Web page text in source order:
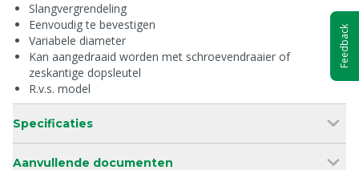
Slangvergrendeling
Eenvoudig te bevestigen
Variabele diameter
Kan aangedraaid worden met schroevendraaier of
zeskantige dopsleutel
R.v.s. model
Specificaties
Aanvullende documenten
Feedback